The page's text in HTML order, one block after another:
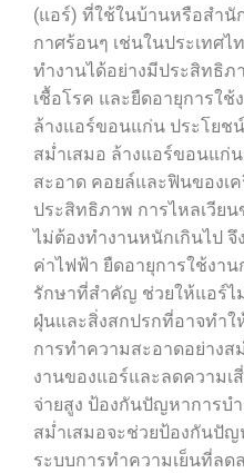
(แอร์) ที่ใช้ในบ้านหรือสำนั
กาศร้อนๆ เช่นในประเทศไ
ทำงานได้อย่างมีประสิทธิ
เชื้อโรค และยืดอายุการใ
ล้างแอร์ขอนแก่น ประโยช
สม่ำเสมอ ล้างแอร์ขอนแก่
สะอาด คอยล์และฟินของเ
ประสิทธิภาพ การไหลเวีย
ไม่ต้องทำงานหนักเกินไป
ค่าไฟฟ้า ยืดอายุการใช้งาน
รักษาที่สำคัญ ช่วยให้แอร์ไ
ฝุ่นและสิ่งสกปรกที่อาจทำใ
การทำความสะอาดอย่างส
งานของแอร์และลดความ
จ่ายสูง ป้องกันปัญหาการบ
สม่ำเสมอจะช่วยป้องกันปัญ
ระบบการทำความเย็นที่ลด